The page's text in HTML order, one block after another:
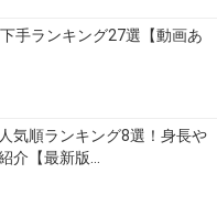
手ランキング27選【動画あ
気順ランキング8選！身長や
介【最新版…